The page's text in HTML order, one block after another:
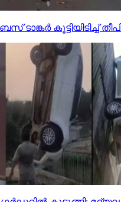
ടാങ്കര്‍ കൂട്ടിയിടിച്ച്